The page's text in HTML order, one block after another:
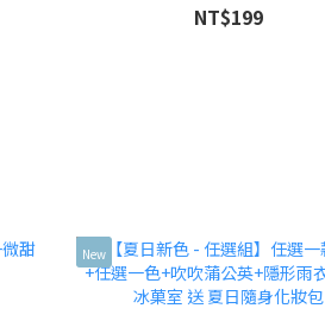
NT$199
New